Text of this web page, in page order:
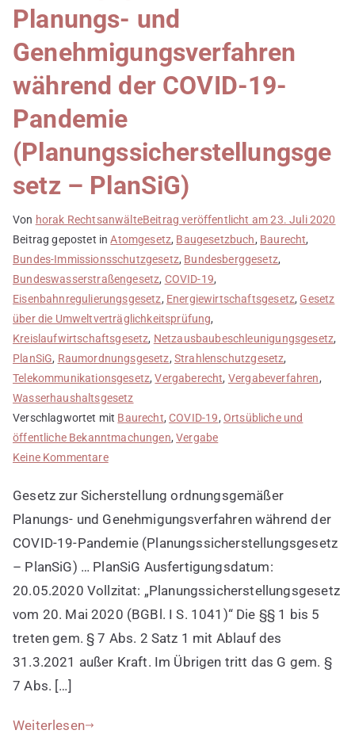
Planungs- und
Genehmigungsverfahren
während der COVID-19-
Pandemie
(Planungssicherstellungsge
setz – PlanSiG)
Von horak RechtsanwälteBeitrag veröffentlicht am23. Juli 2020
Beitrag gepostet inAtomgesetz, Baugesetzbuch, Baurecht,
Bundes-Immissionsschutzgesetz, Bundesberggesetz,
Bundeswasserstraßengesetz, COVID-19,
Eisenbahnregulierungsgesetz, Energiewirtschaftsgesetz, Gesetz
über die Umweltverträglichkeitsprüfung,
Kreislaufwirtschaftsgesetz, Netzausbaubeschleunigungsgesetz,
PlanSiG, Raumordnungsgesetz, Strahlenschutzgesetz,
Telekommunikationsgesetz,Vergaberecht, Vergabeverfahren,
Wasserhaushaltsgesetz
Verschlagwortet mit Baurecht,COVID-19, Ortsübliche und
öffentliche Bekanntmachungen,Vergabe
Keine Kommentarezu
zur
Sicherstellung
ordnungsgemäßer
und
Genehmigungsverfahren
während
der
COVID-
Gesetz zur Sicherstellung ordnungsgemäßer
Planungs- und Genehmigungsverfahren während der
COVID-19-Pandemie (Planungssicherstellungsgesetz
– PlanSiG) … PlanSiG Ausfertigungsdatum:
20.05.2020 Vollzitat: „Planungssicherstellungsgesetz
vom 20. Mai 2020 (BGBl. I S. 1041)“ Die §§ 1 bis 5
treten gem. § 7 Abs. 2 Satz 1 mit Ablauf des
31.3.2021 außer Kraft. Im Übrigen tritt das G gem. §
7 Abs. […]
Weiterlesen